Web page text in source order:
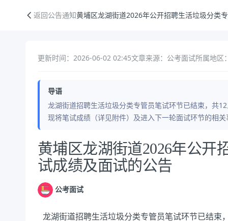
返回公告通知黄埔区龙湖街道2026年公开招聘生活垃圾分类
更新时间：2026-06-02 02:45文章来源：公考面试所属地区
导语
龙湖街道招聘生活垃圾分类专管员笔试环节已结束，共
现将笔试成绩（详见附件）及进入下一轮面试环节的相
公告正文
黄埔区龙湖街道2026年公开
试成绩及面试的公告
公考面试
龙湖街道招聘生活垃圾分类专管员笔试环节已结束